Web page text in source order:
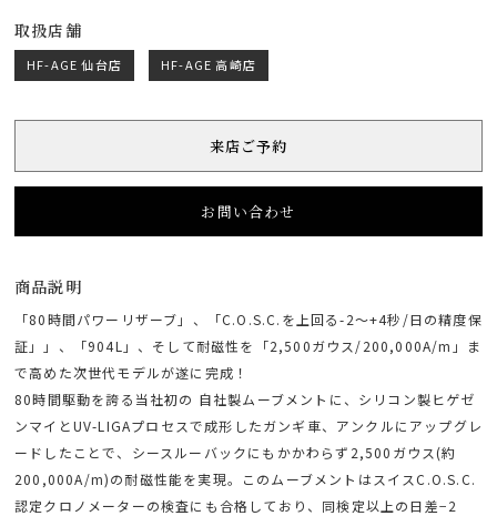
取扱店舗
HF-AGE 仙台店 HF-AGE 高崎店
来店ご予約
お問い合わせ
商品説明
「80時間パワーリザーブ」、「C.O.S.C.を上回る-2～+4秒/日の精度保
証」」、「904L」、そして耐磁性を「2,500ガウス/200,000A/m」ま
で高めた次世代モデルが遂に完成！
80時間駆動を誇る当社初の 自社製ムーブメントに、シリコン製ヒゲゼ
ンマイとUV-LIGAプロセスで成形したガンギ車、アンクルにアップグレ
ードしたことで、シースルーバックにもかかわらず2,500ガウス(約
200,000A/m)の耐磁性能を実現。このムーブメントはスイスC.O.S.C.
認定クロノメーターの検査にも合格しており、同検定以上の日差−2